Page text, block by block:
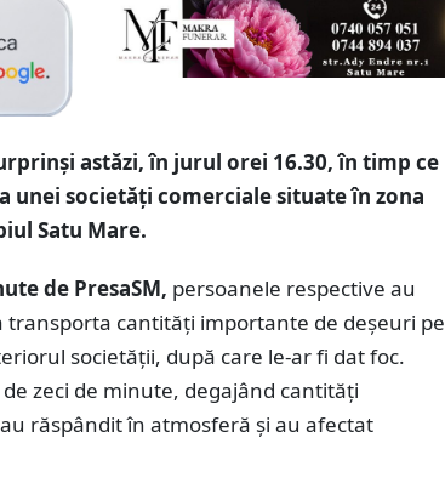
astăzi, în jurul orei 16.30, în timp ce
unei societăți comerciale situate în zona
Satu Mare.
de PresaSM, persoanele respective au
cantități importante de deșeuri pe
societății, după care le-ar fi dat foc.
zeci de minute, degajând cantități
răspândit în atmosferă și au afectat